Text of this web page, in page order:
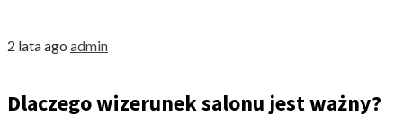
2 lata ago admin
Dlaczego wizerunek salonu jest ważny?